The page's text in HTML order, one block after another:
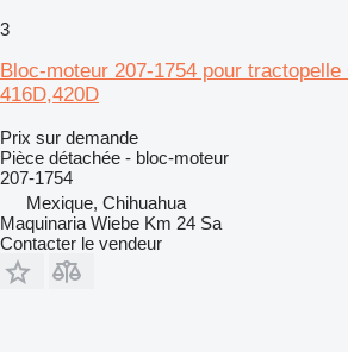
3
Bloc-moteur 207-1754 pour tractopelle
416D,420D
Prix sur demande
Pièce détachée - bloc-moteur
207-1754
Mexique, Chihuahua
Maquinaria Wiebe Km 24 Sa
Contacter le vendeur